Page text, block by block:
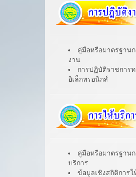
คู่มือหรือมาตรฐาน
งาน
การปฏิบัติราชการท
อิเล็กทรอนิกส์
คู่มือหรือมาตรฐาน
บริการ
ข้อมูลเชิงสถิติการใ